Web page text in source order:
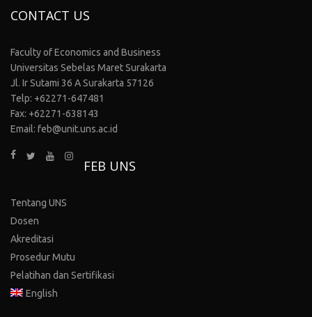
CONTACT US
Faculty of Economics and Business
Universitas Sebelas Maret Surakarta
Jl. Ir Sutami 36 A Surakarta 57126
Telp: +62271-647481
Fax: +62271-638143
Email: feb@unit.uns.ac.id
FEB UNS
Tentang UNS
Dosen
Akreditasi
Prosedur Mutu
Pelatihan dan Sertifikasi
English